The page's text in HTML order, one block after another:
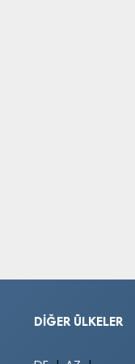
DIĞER ÜLKELER